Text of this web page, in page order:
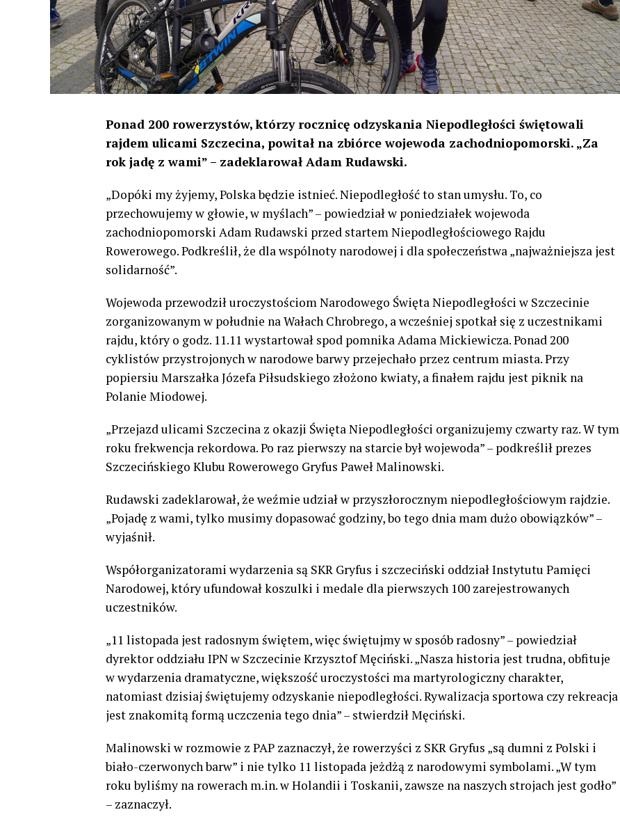
Ponad 200 rowerzystów, którzy rocznicę odzyskania Niepodległości świętowali
rajdem ulicami Szczecina, powitał na zbiórce wojewoda zachodniopomorski. „Za
rok jadę z wami” – zadeklarował Adam Rudawski.
„Dopóki my żyjemy, Polska będzie istnieć. Niepodległość to stan umysłu. To, co
przechowujemy w głowie, w myślach” – powiedział w poniedziałek wojewoda
zachodniopomorski Adam Rudawski przed startem Niepodległościowego Rajdu
Rowerowego. Podkreślił, że dla wspólnoty narodowej i dla społeczeństwa „najważniejsza jest
solidarność”.
Wojewoda przewodził uroczystościom Narodowego Święta Niepodległości w Szczecinie
zorganizowanym w południe na Wałach Chrobrego, a wcześniej spotkał się z uczestnikami
rajdu, który o godz. 11.11 wystartował spod pomnika Adama Mickiewicza. Ponad 200
cyklistów przystrojonych w narodowe barwy przejechało przez centrum miasta. Przy
popiersiu Marszałka Józefa Piłsudskiego złożono kwiaty, a finałem rajdu jest piknik na
Polanie Miodowej.
„Przejazd ulicami Szczecina z okazji Święta Niepodległości organizujemy czwarty raz. W tym
roku frekwencja rekordowa. Po raz pierwszy na starcie był wojewoda” – podkreślił prezes
Szczecińskiego Klubu Rowerowego Gryfus Paweł Malinowski.
Rudawski zadeklarował, że weźmie udział w przyszłorocznym niepodległościowym rajdzie.
„Pojadę z wami, tylko musimy dopasować godziny, bo tego dnia mam dużo obowiązków” –
wyjaśnił.
Współorganizatorami wydarzenia są SKR Gryfus i szczeciński oddział Instytutu Pamięci
Narodowej, który ufundował koszulki i medale dla pierwszych 100 zarejestrowanych
uczestników.
„11 listopada jest radosnym świętem, więc świętujmy w sposób radosny” – powiedział
dyrektor oddziału IPN w Szczecinie Krzysztof Męciński. „Nasza historia jest trudna, obfituje
w wydarzenia dramatyczne, większość uroczystości ma martyrologiczny charakter,
natomiast dzisiaj świętujemy odzyskanie niepodległości. Rywalizacja sportowa czy rekreacja
jest znakomitą formą uczczenia tego dnia” – stwierdził Męciński.
Malinowski w rozmowie z PAP zaznaczył, że rowerzyści z SKR Gryfus „są dumni z Polski i
biało-czerwonych barw” i nie tylko 11 listopada jeżdżą z narodowymi symbolami. „W tym
roku byliśmy na rowerach m.in. w Holandii i Toskanii, zawsze na naszych strojach jest godło”
– zaznaczył.